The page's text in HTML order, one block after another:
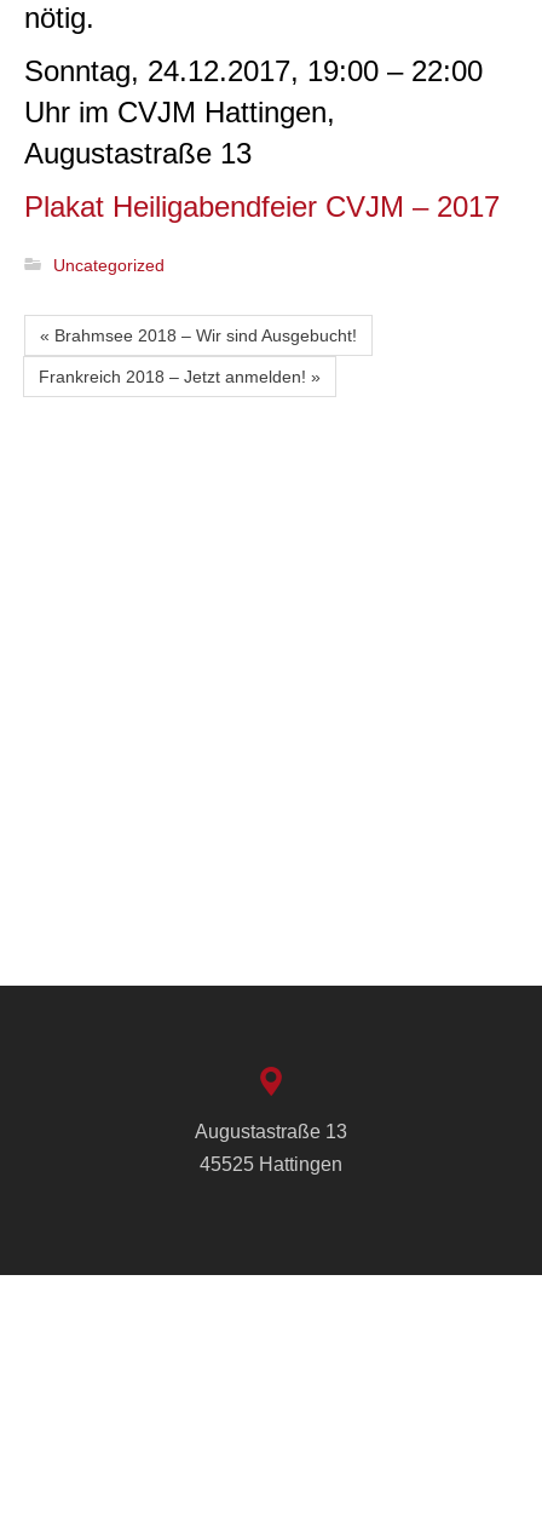
nötig.
Sonntag, 24.12.2017, 19:00 – 22:00
Uhr im CVJM Hattingen,
Augustastraße 13
Plakat Heiligabendfeier CVJM – 2017
Uncategorized
« Brahmsee 2018 – Wir sind Ausgebucht!
Frankreich 2018 – Jetzt anmelden! »
Augustastraße 13
45525 Hattingen